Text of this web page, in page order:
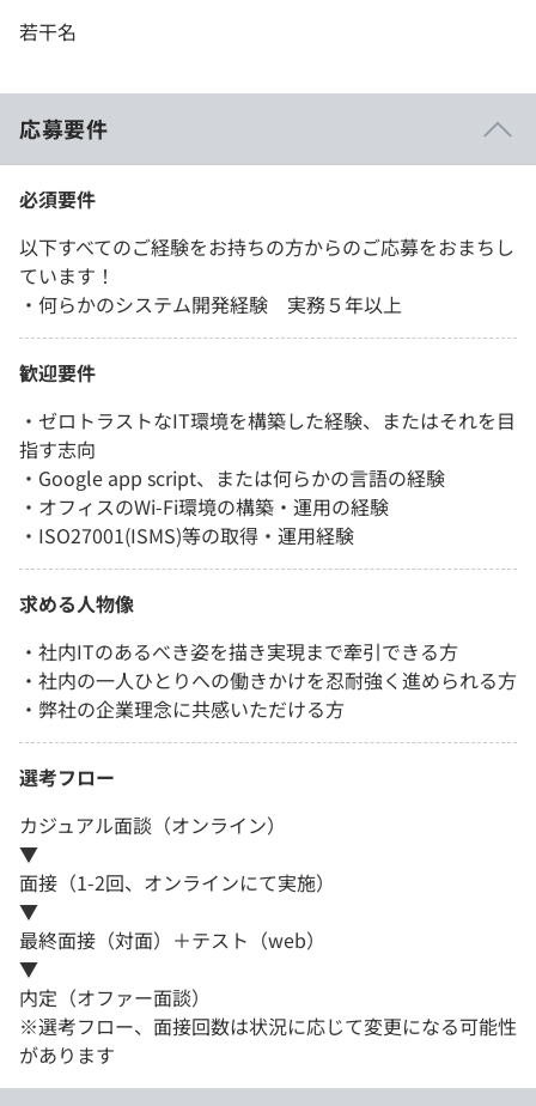
若干名
応募要件
必須要件
以下すべてのご経験をお持ちの方からのご応募をおまちし
ています！
・何らかのシステム開発経験 実務５年以上
歓迎要件
・ゼロトラストなIT環境を構築した経験、またはそれを目
指す志向
・Google app script、または何らかの言語の経験
・オフィスのWi-Fi環境の構築・運用の経験
・ISO27001(ISMS)等の取得・運用経験
求める人物像
・社内ITのあるべき姿を描き実現まで牽引できる方
・社内の一人ひとりへの働きかけを忍耐強く進められる方
・弊社の企業理念に共感いただける方
選考フロー
カジュアル面談（オンライン）
▼
面接（1-2回、オンラインにて実施）
▼
最終面接（対面）＋テスト（web）
▼
内定（オファー面談）
※選考フロー、面接回数は状況に応じて変更になる可能性
があります